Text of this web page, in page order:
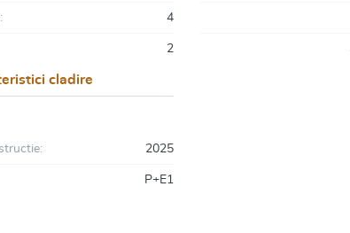
4
2
cladire
2025
P+E1